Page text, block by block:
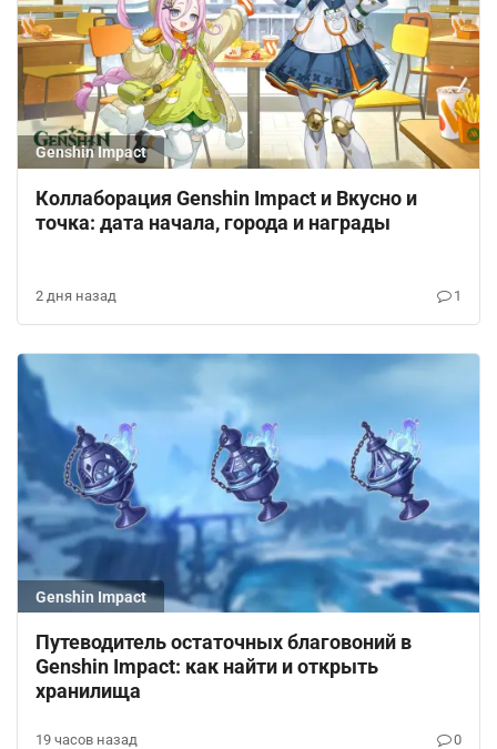
Genshin Impact
Коллаборация Genshin Impact и Вкусно и
точка: дата начала, города и награды
2 дня назад 1
Genshin Impact
Путеводитель остаточных благовоний в
Genshin Impact: как найти и открыть
хранилища
19 часов назад 0